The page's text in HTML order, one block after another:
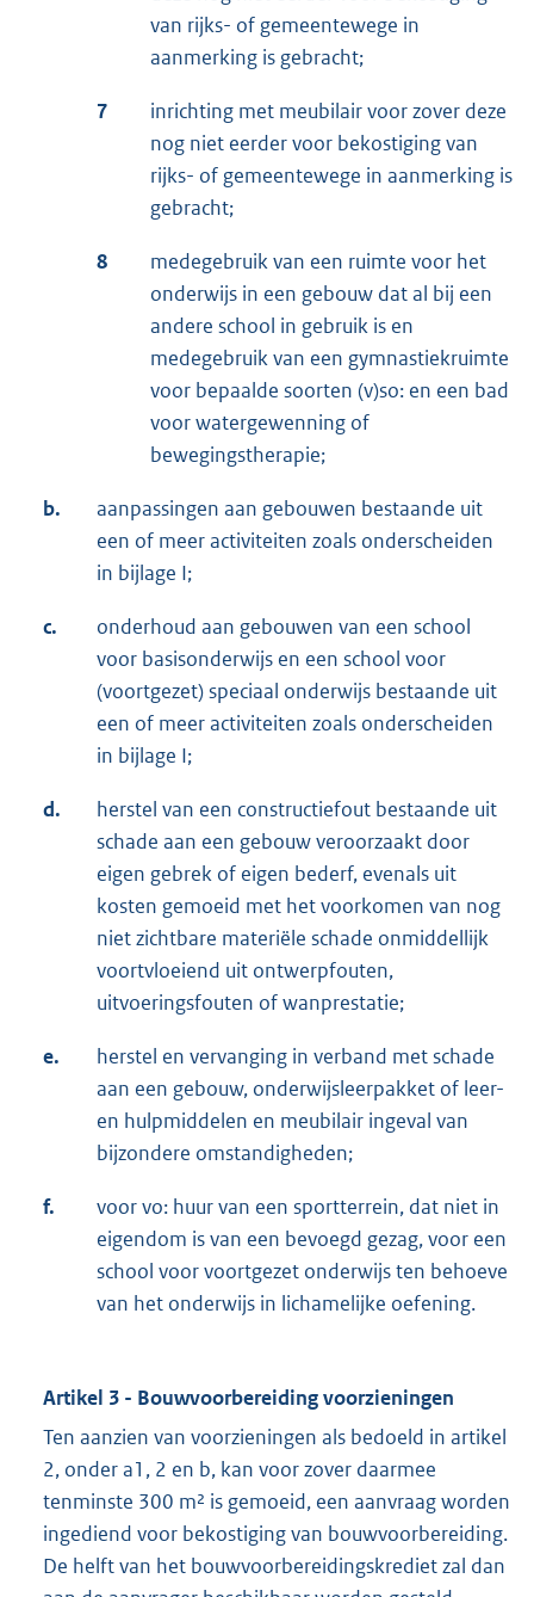
van rijks- of gemeentewege in
aanmerking is gebracht;
7
inrichting met meubilair voor zover deze
nog niet eerder voor bekostiging van
rijks- of gemeentewege in aanmerking is
gebracht;
8
medegebruik van een ruimte voor het
onderwijs in een gebouw dat al bij een
andere school in gebruik is en
medegebruik van een gymnastiekruimte
voor bepaalde soorten (v)so: en een bad
voor watergewenning of
bewegingstherapie;
b.
aanpassingen aan gebouwen bestaande uit
een of meer activiteiten zoals onderscheiden
in bijlage I;
c.
onderhoud aan gebouwen van een school
voor basisonderwijs en een school voor
(voortgezet) speciaal onderwijs bestaande uit
een of meer activiteiten zoals onderscheiden
in bijlage I;
d.
herstel van een constructiefout bestaande uit
schade aan een gebouw veroorzaakt door
eigen gebrek of eigen bederf, evenals uit
kosten gemoeid met het voorkomen van nog
niet zichtbare materiële schade onmiddellijk
voortvloeiend uit ontwerpfouten,
uitvoeringsfouten of wanprestatie;
e.
herstel en vervanging in verband met schade
aan een gebouw, onderwijsleerpakket of leer-
en hulpmiddelen en meubilair ingeval van
bijzondere omstandigheden;
f.
voor vo: huur van een sportterrein, dat niet in
eigendom is van een bevoegd gezag, voor een
school voor voortgezet onderwijs ten behoeve
van het onderwijs in lichamelijke oefening.
Artikel 3 - Bouwvoorbereiding voorzieningen
Ten aanzien van voorzieningen als bedoeld in artikel
2, onder a1, 2 en b, kan voor zover daarmee
tenminste 300 m² is gemoeid, een aanvraag worden
ingediend voor bekostiging van bouwvoorbereiding.
De helft van het bouwvoorbereidingskrediet zal dan